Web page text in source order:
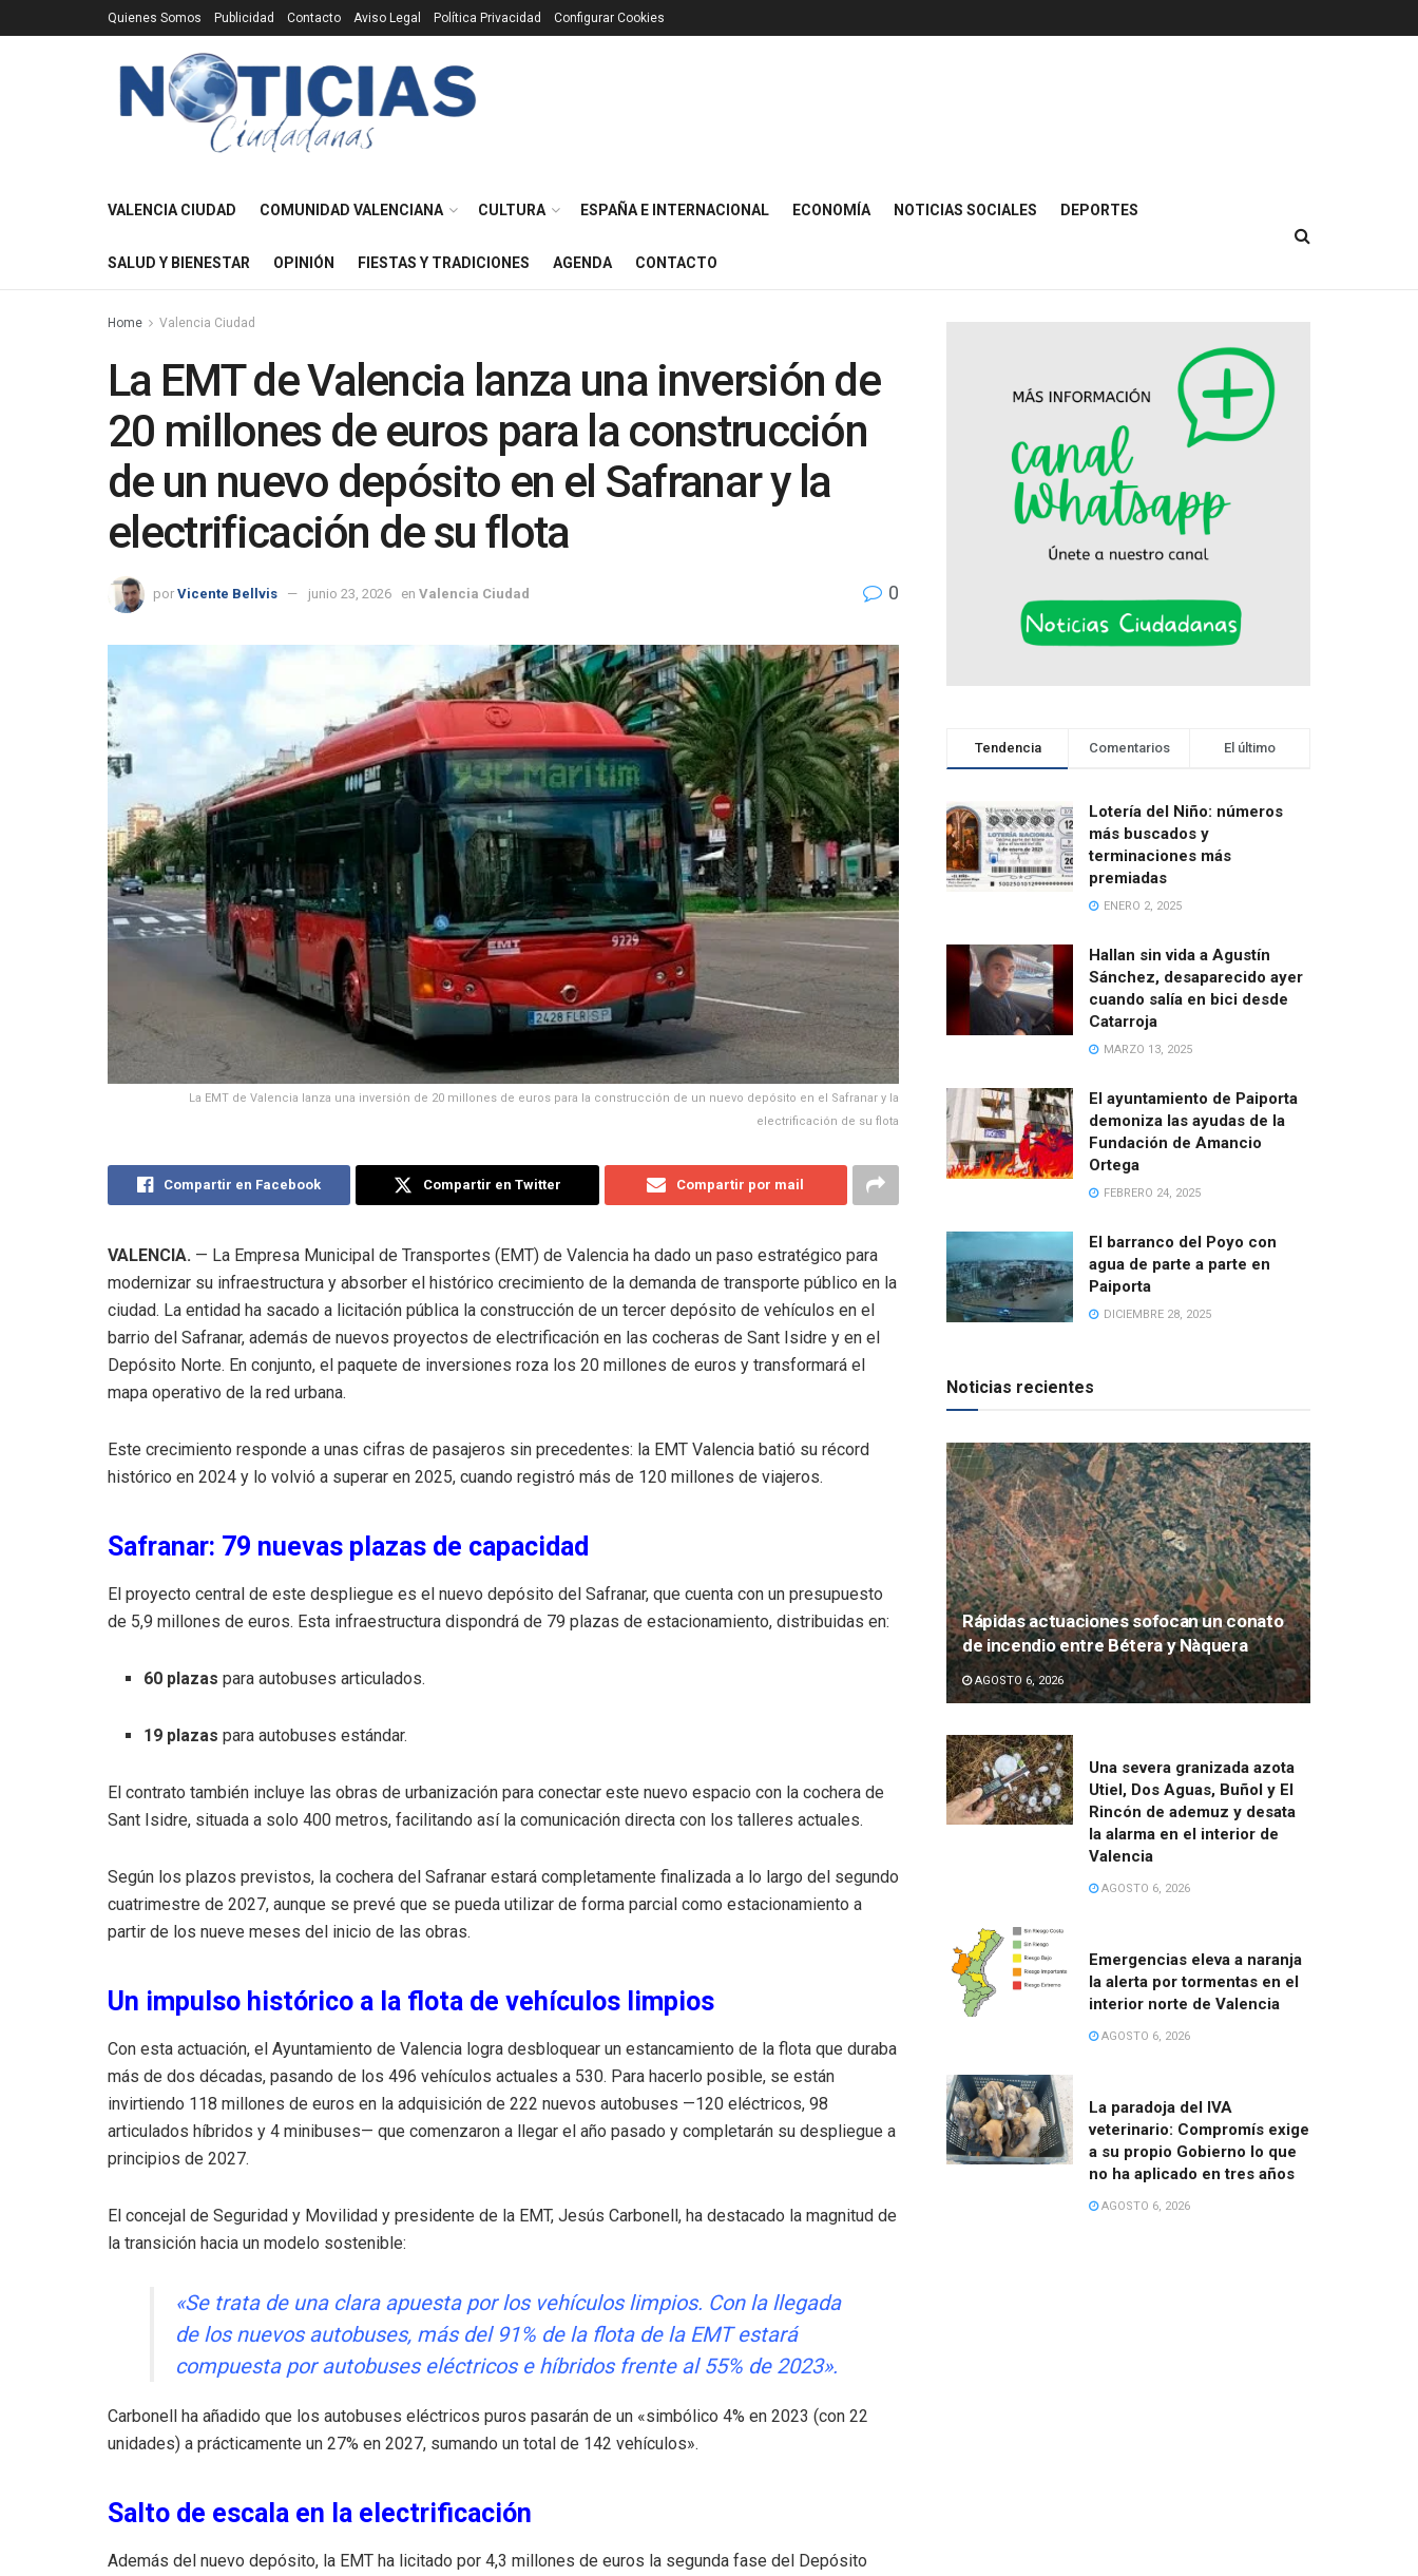
Quienes Somos Publicidad Contacto Aviso Legal Política Privacidad Configurar Cookies
VALENCIA CIUDAD COMUNIDAD VALENCIANA CULTURA ESPAÑA E INTERNACIONAL ECONOMÍA NOTICIAS SOCIALES DEPORTES
SALUD Y BIENESTAR OPINIÓN FIESTAS Y TRADICIONES AGENDA CONTACTO
Home Valencia Ciudad
La EMT de Valencia lanza una inversión de
20 millones de euros para la construcción
de un nuevo depósito en el Safranar y la
electrificación de su flota
por Vicente Bellvis junio 23, 2026 en Valencia Ciudad 0
La EMT de Valencia lanza una inversión de 20 millones de euros para la construcción de un nuevo depósito en el Safranar y la
electrificación de su flota
Compartir en Facebook Compartir en Twitter Compartir por mail
VALENCIA. — La Empresa Municipal de Transportes (EMT) de Valencia ha dado un paso estratégico para
modernizar su infraestructura y absorber el histórico crecimiento de la demanda de transporte público en la
ciudad. La entidad ha sacado a licitación pública la construcción de un tercer depósito de vehículos en el
barrio del Safranar, además de nuevos proyectos de electrificación en las cocheras de Sant Isidre y en el
Depósito Norte. En conjunto, el paquete de inversiones roza los 20 millones de euros y transformará el
mapa operativo de la red urbana.
Este crecimiento responde a unas cifras de pasajeros sin precedentes: la EMT Valencia batió su récord
histórico en 2024 y lo volvió a superar en 2025, cuando registró más de 120 millones de viajeros.
Safranar: 79 nuevas plazas de capacidad
El proyecto central de este despliegue es el nuevo depósito del Safranar, que cuenta con un presupuesto
de 5,9 millones de euros. Esta infraestructura dispondrá de 79 plazas de estacionamiento, distribuidas en:
60 plazas para autobuses articulados.
19 plazas para autobuses estándar.
El contrato también incluye las obras de urbanización para conectar este nuevo espacio con la cochera de
Sant Isidre, situada a solo 400 metros, facilitando así la comunicación directa con los talleres actuales.
Según los plazos previstos, la cochera del Safranar estará completamente finalizada a lo largo del segundo
cuatrimestre de 2027, aunque se prevé que se pueda utilizar de forma parcial como estacionamiento a
partir de los nueve meses del inicio de las obras.
Un impulso histórico a la flota de vehículos limpios
Con esta actuación, el Ayuntamiento de Valencia logra desbloquear un estancamiento de la flota que duraba
más de dos décadas, pasando de los 496 vehículos actuales a 530. Para hacerlo posible, se están
invirtiendo 118 millones de euros en la adquisición de 222 nuevos autobuses —120 eléctricos, 98
articulados híbridos y 4 minibuses— que comenzaron a llegar el año pasado y completarán su despliegue a
principios de 2027.
El concejal de Seguridad y Movilidad y presidente de la EMT, Jesús Carbonell, ha destacado la magnitud de
la transición hacia un modelo sostenible:
«Se trata de una clara apuesta por los vehículos limpios. Con la llegada
de los nuevos autobuses, más del 91% de la flota de la EMT estará
compuesta por autobuses eléctricos e híbridos frente al 55% de 2023».
Carbonell ha añadido que los autobuses eléctricos puros pasarán de un «simbólico 4% en 2023 (con 22
unidades) a prácticamente un 27% en 2027, sumando un total de 142 vehículos».
Salto de escala en la electrificación
Además del nuevo depósito, la EMT ha licitado por 4,3 millones de euros la segunda fase del Depósito
Tendencia Comentarios El último
Lotería del Niño: números
más buscados y
terminaciones más
premiadas
ENERO 2, 2025
Hallan sin vida a Agustín
Sánchez, desaparecido ayer
cuando salía en bici desde
Catarroja
MARZO 13, 2025
El ayuntamiento de Paiporta
demoniza las ayudas de la
Fundación de Amancio
Ortega
FEBRERO 24, 2025
El barranco del Poyo con
agua de parte a parte en
Paiporta
DICIEMBRE 28, 2025
Noticias recientes
Rápidas actuaciones sofocan un conato
de incendio entre Bétera y Nàquera
AGOSTO 6, 2026
Una severa granizada azota
Utiel, Dos Aguas, Buñol y El
Rincón de ademuz y desata
la alarma en el interior de
Valencia
AGOSTO 6, 2026
Emergencias eleva a naranja
la alerta por tormentas en el
interior norte de Valencia
AGOSTO 6, 2026
La paradoja del IVA
veterinario: Compromís exige
a su propio Gobierno lo que
no ha aplicado en tres años
AGOSTO 6, 2026